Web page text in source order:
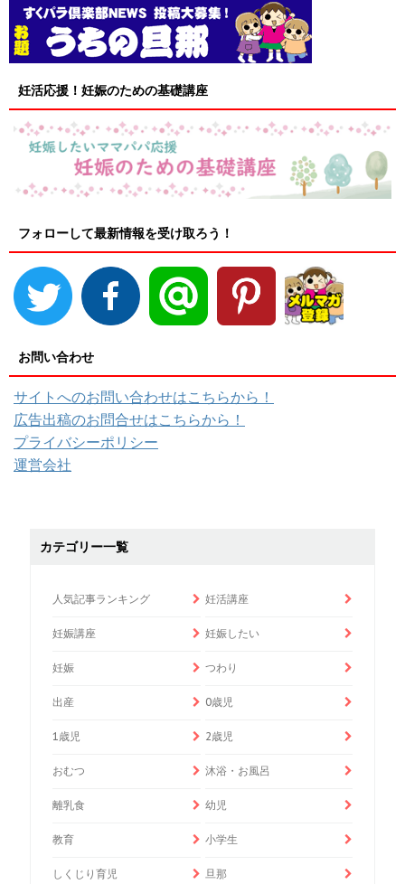
妊活応援！妊娠のための基礎講座
フォローして最新情報を受け取ろう！
お問い合わせ
サイトへのお問い合わせはこちらから！
広告出稿のお問合せはこちらから！
プライバシーポリシー
運営会社
カテゴリー一覧
人気記事ランキング 妊活講座
妊娠講座 妊娠したい
妊娠 つわり
出産 0歳児
1歳児 2歳児
おむつ 沐浴・お風呂
離乳食 幼児
教育 小学生
しくじり育児 旦那